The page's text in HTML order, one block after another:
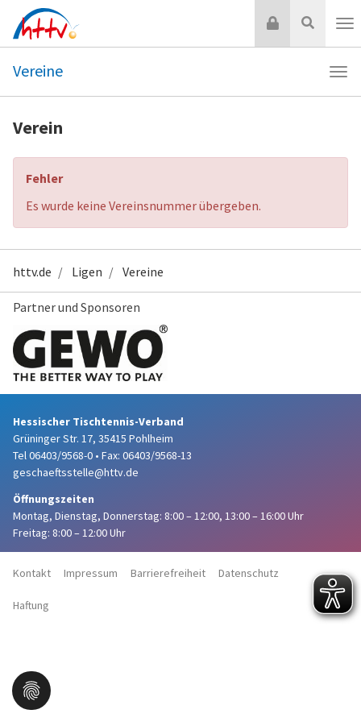
Inhalt
springen
Suche
Login
Vereine
Verein
Fehler
Es wurde keine Vereinsnummer übergeben.
httv.de Ligen Vereine
Partner und Sponsoren
Hessischer Tischtennis-Verband
Grüninger Str. 17, 35415 Pohlheim
Tel 06403/9568-0 • Fax: 06403/9568-13
geschaeftsstelle@httv.de
Öffnungszeiten
Montag, Dienstag, Donnerstag: 8:00 – 12:00, 13:00 – 16:00 Uhr
Freitag: 8:00 – 12:00 Uhr
Kontakt Impressum Barrierefreiheit Datenschutz
Haftung